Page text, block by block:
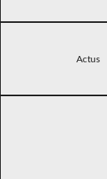
Actus